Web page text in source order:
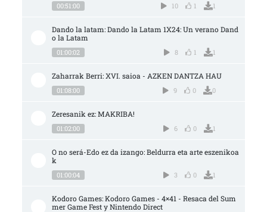
00:51:00 10 1 1
Dando la latam: Dando la Latam 1X24: Un verano Dand
o la Latam
01:00:02 8 1 1
Zaharrak Berri: XVI. saioa - AZKEN DANTZA HAU
01:08:00 9 0 0
Zeresanik ez: MAKRIBA!
01:02:00 6 0 1
O no será-Edo ez da izango: Beldurra eta arte eszenikoa
k
01:00:04 3 0 1
Kodoro Games: Kodoro Games - 4×41 - Resaca del Sum
mer Game Fest y Nintendo Direct